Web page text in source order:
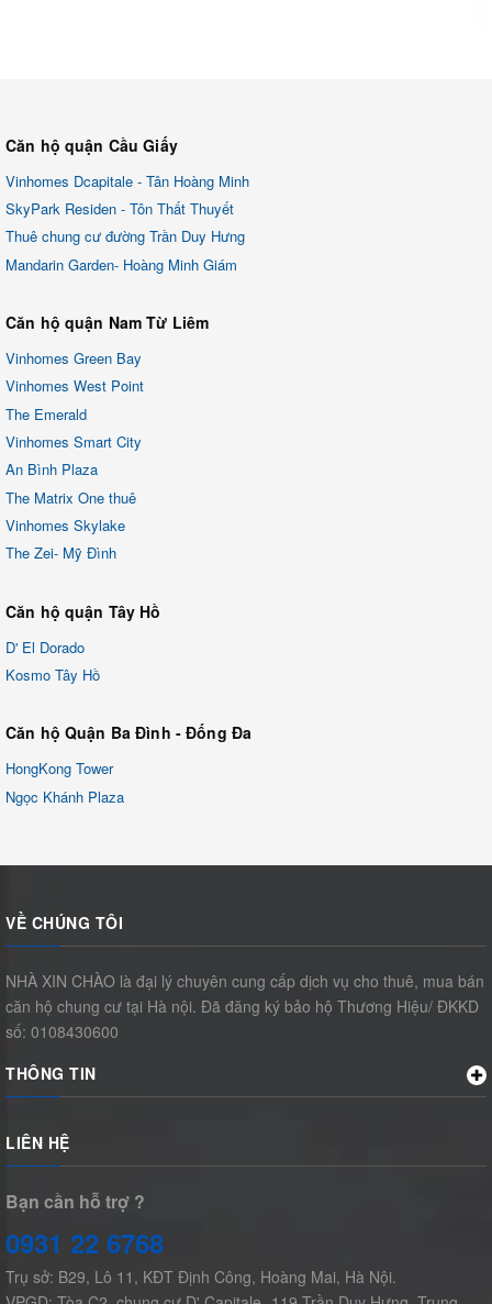
Căn hộ quận Cầu Giấy
Vinhomes Dcapitale - Tân Hoàng Minh
SkyPark Residen - Tôn Thất Thuyết
Thuê chung cư đường Trần Duy Hưng
Mandarin Garden- Hoàng Minh Giám
Căn hộ quận Nam Từ Liêm
Vinhomes Green Bay
Vinhomes West Point
The Emerald
Vinhomes Smart City
An Bình Plaza
The Matrix One thuê
Vinhomes Skylake
The Zei- Mỹ Đình
Căn hộ quận Tây Hồ
D' El Dorado
Kosmo Tây Hồ
Căn hộ Quận Ba Đình - Đống Đa
HongKong Tower
Ngọc Khánh Plaza
VỀ CHÚNG TÔI
NHÀ XIN CHÀO là đại lý chuyên cung cấp dịch vụ cho thuê, mua bán
căn hộ chung cư tại Hà nội. Đã đăng ký bảo hộ Thương Hiệu/ ĐKKD
số: 0108430600
THÔNG TIN
LIÊN HỆ
Bạn cần hỗ trợ ?
0931 22 6768
Trụ sở: B29, Lô 11, KĐT Định Công, Hoàng Mai, Hà Nội.